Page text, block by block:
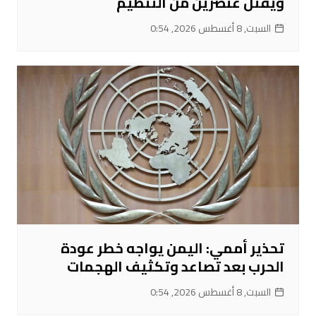
السبت, 8 أغسطس 2026, 0:54
تحذير أممي: اليمن يواجه خطر عودة
الحرب بعد تصاعد وتكثيف الهجمات
السبت, 8 أغسطس 2026, 0:54